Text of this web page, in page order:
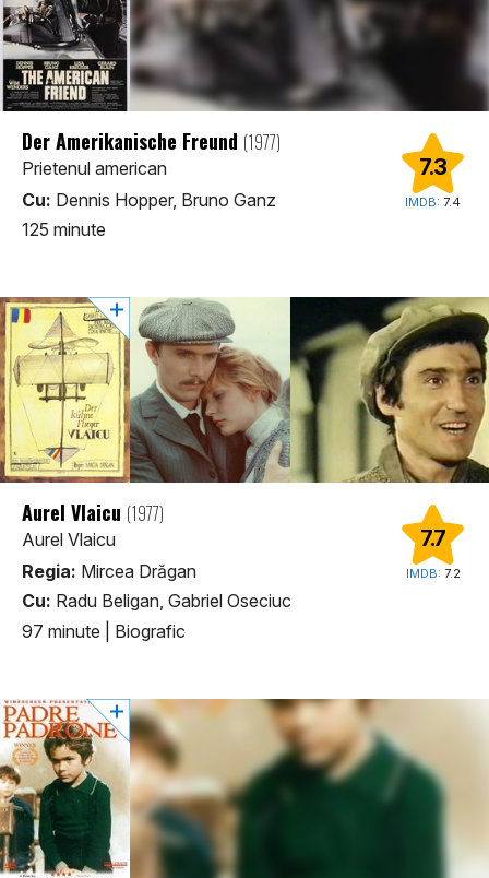
7.3
IMDB: 7.4
Der Amerikanische Freund (1977)
Prietenul american
Cu: Dennis Hopper, Bruno Ganz
125 minute
7.7
IMDB: 7.2
Aurel Vlaicu (1977)
Aurel Vlaicu
Regia: Mircea Drăgan
Cu: Radu Beligan, Gabriel Oseciuc
97 minute
Biografic